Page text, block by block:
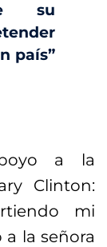
su
país”
a la
Clinton:
mi
la señora